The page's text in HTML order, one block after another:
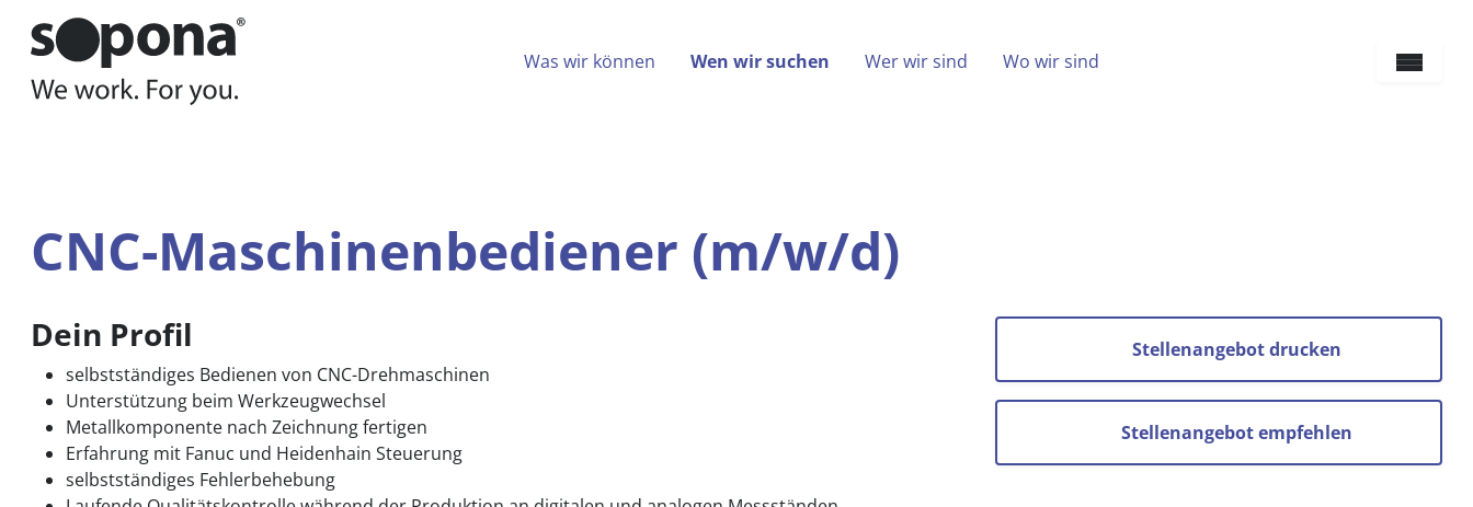
Hauptnavigation
Zum Inhalt
Was wir können
Wen wir suchen(aktiv)Wer wir sind Wo wir sind
CNC-Maschinenbediener (m/w/d)
Dein Profil
selbstständiges Bedienen von CNC-Drehmaschinen
Unterstützung beim Werkzeugwechsel
Metallkomponente nach Zeichnung fertigen
Erfahrung mit Fanuc und Heidenhain Steuerung
selbstständiges Fehlerbehebung
Stellenangebot drucken
Stellenangebot empfehlen